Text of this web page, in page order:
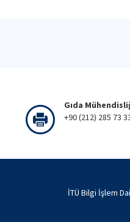
Gıda
+90 (212) 285 73
İTÜ Bilgi İşlem